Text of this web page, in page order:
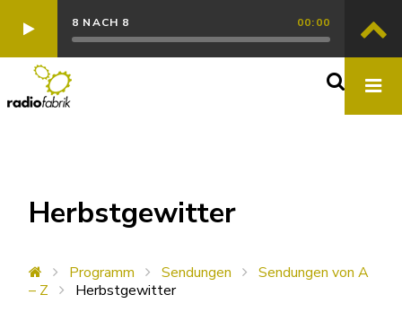
8 NACH 8 00:00
Herbstgewitter
Programm Sendungen
Sendungen von A
– Z
Herbstgewitter